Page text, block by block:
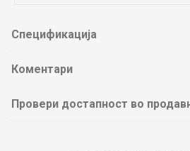
Спецификација
Коментари
Провери достапност во